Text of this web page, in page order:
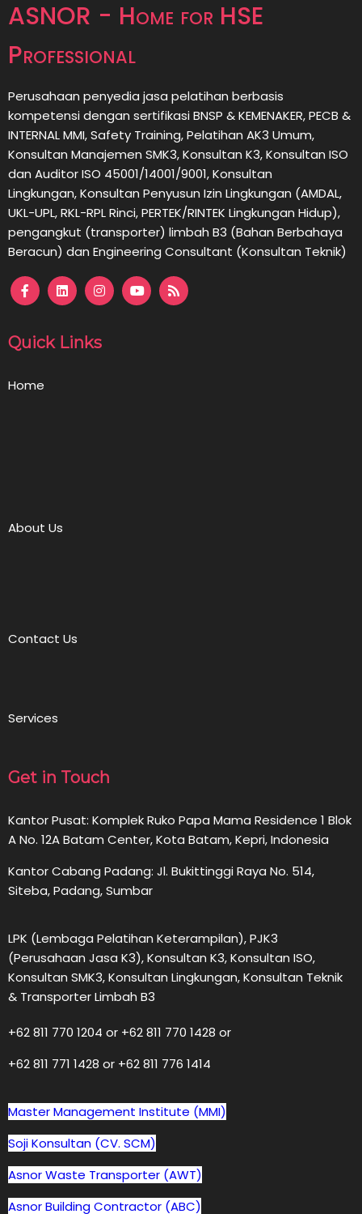
ASNOR - Home for HSE
Professional
Perusahaan penyedia jasa pelatihan berbasis
kompetensi dengan sertifikasi BNSP & KEMENAKER, PECB &
INTERNAL MMI, Safety Training, Pelatihan AK3 Umum,
Konsultan Manajemen SMK3, Konsultan K3, Konsultan ISO
dan Auditor ISO 45001/14001/9001,Konsultan
Lingkungan,Konsultan Penyusun Izin Lingkungan (AMDAL,
UKL-UPL, RKL-RPL Rinci, PERTEK/RINTEK Lingkungan Hidup),
pengangkut (transporter) limbah B3 (Bahan Berbahaya
Beracun) dan Engineering Consultant (Konsultan Teknik)
Quick Links
Home
About Us
Contact Us
Services
Get in Touch
Kantor Pusat: Komplek Ruko Papa Mama Residence 1 Blok
A No. 12A Batam Center, Kota Batam, Kepri, Indonesia
Kantor Cabang Padang: Jl. Bukittinggi Raya No. 514,
Siteba, Padang, Sumbar
LPK (Lembaga Pelatihan Keterampilan), PJK3
(Perusahaan Jasa K3), Konsultan K3, Konsultan ISO,
Konsultan SMK3, Konsultan Lingkungan, Konsultan Teknik
& Transporter Limbah B3
+62 811 770 1204 or +62 811 770 1428 or
+62 811 771 1428 or +62 811 776 1414
Master Management Institute (MMI)
Soji Konsultan (CV. SCM)
Asnor Waste Transporter (AWT)
Asnor Building Contractor (ABC)